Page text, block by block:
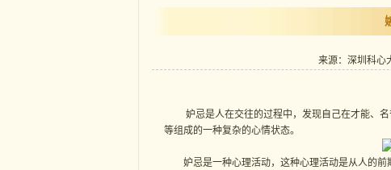
来源：深圳科心
妒忌是人在交往的过程中，发现自己在才能、名
等组成的一种复杂的心情状态。
妒忌是一种心理活动，这种心理活动是从人的前